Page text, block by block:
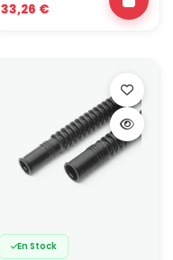
33,26 €
En Stock